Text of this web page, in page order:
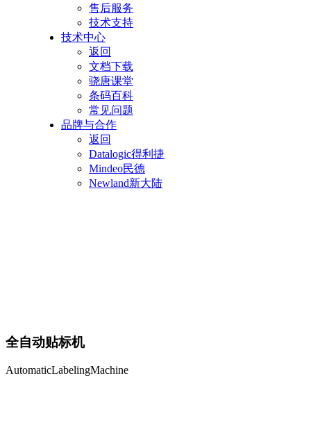
售后服务
技术支持
技术中心
返回
文档下载
骁唐课堂
条码百科
常见问题
品牌与合作
返回
Datalogic得利捷
Mindeo民德
Newland新大陆
全自动贴标机
AutomaticLabelingMachine